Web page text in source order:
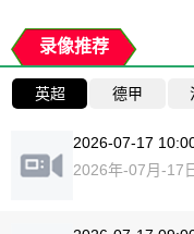
录像推荐
英超 德甲
2026-07-17
2026年-07月-17